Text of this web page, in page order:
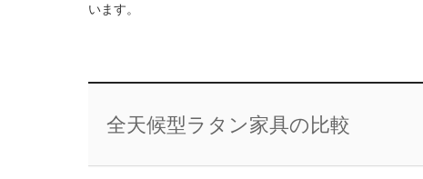
います。
全天候型ラタン家具の比較